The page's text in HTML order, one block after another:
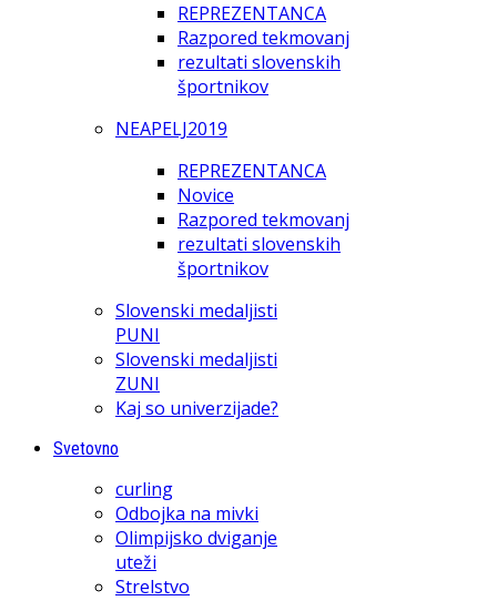
REPREZENTANCA
Razpored tekmovanj
rezultati slovenskih
športnikov
NEAPELJ2019
REPREZENTANCA
Novice
Razpored tekmovanj
rezultati slovenskih
športnikov
Slovenski medaljisti
PUNI
Slovenski medaljisti
ZUNI
Kaj so univerzijade?
Svetovno
curling
Odbojka na mivki
Olimpijsko dviganje
uteži
Strelstvo